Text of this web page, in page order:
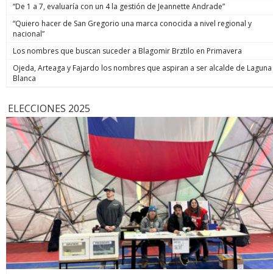
“De 1 a 7, evaluaría con un 4 la gestión de Jeannette Andrade”
“Quiero hacer de San Gregorio una marca conocida a nivel regional y
nacional”
Los nombres que buscan suceder a Blagomir Brztilo en Primavera
Ojeda, Arteaga y Fajardo los nombres que aspiran a ser alcalde de Laguna
Blanca
ELECCIONES 2025